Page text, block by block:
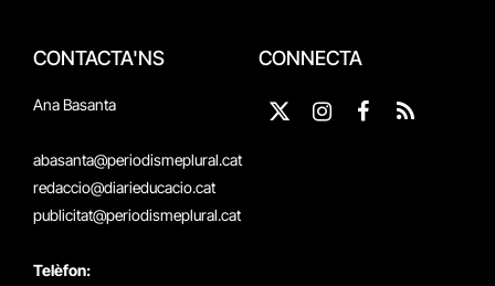
CONTACTA'NS
Ana Basanta
abasanta@periodismeplural.cat
redaccio@diarieducacio.cat
publicitat@periodismeplural.cat
Telèfon:
CONNECTA
X
Instagram
Facebook
RSS